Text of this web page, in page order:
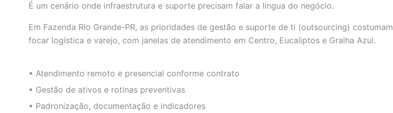
É um cenário onde infraestrutura e suporte precisam falar a língua do negócio.
Em Fazenda Rio Grande-PR, as prioridades de gestão e suporte de ti (outsourcing) costumam
focar logística e varejo, com janelas de atendimento em Centro, Eucaliptos e Gralha Azul.
• Atendimento remoto e presencial conforme contrato
• Gestão de ativos e rotinas preventivas
• Padronização, documentação e indicadores